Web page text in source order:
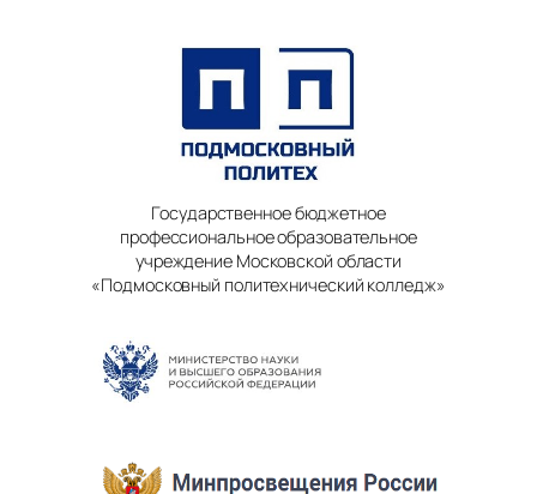
Государственное бюджетное
профессиональное образовательное
учреждение Московской области
«Подмосковный политехнический колледж»